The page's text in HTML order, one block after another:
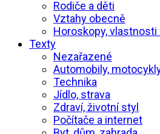
Rodiče a děti
Vztahy obecně
Horoskopy,
Texty
Nezařazené
Automobily,
Technika
Jídlo, strava
Zdraví, životní styl
Počítače a internet